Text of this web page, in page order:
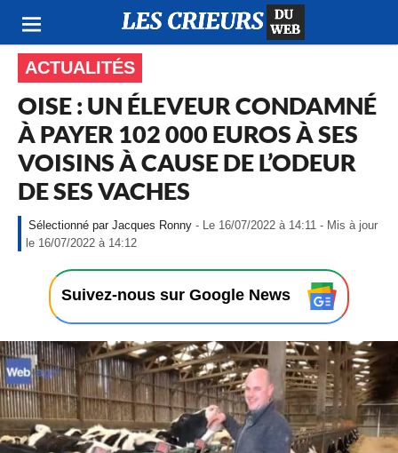
ACTUALITÉS
OISE : UN ÉLEVEUR CONDAMNÉ
À PAYER 102 000 EUROS À SES
VOISINS À CAUSE DE L’ODEUR
DE SES VACHES
Jacques Ronny - Le 16/07/2022 à 14:11 - Mis à jour
le 16/07/2022 à 14:12
1
/
0
7
/
0
2
2
Suivez-nous sur Google News